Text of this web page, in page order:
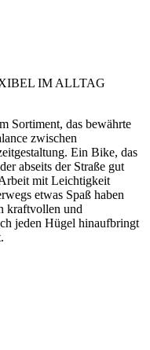
IM ALLTAG
Sortiment, das bewährte
zwischen
Ein Bike, das
abseits der Straße gut
mit Leichtigkeit
etwas Spaß haben
kraftvollen und
jeden Hügel hinaufbringt